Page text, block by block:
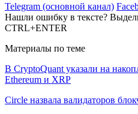
Telegram (основной канал)
Нашли ошибку в тексте?
CTRL+ENTER
Материалы по теме
В CryptoQuant указали на
Ethereum и XRP
Circle назвала валидаторов